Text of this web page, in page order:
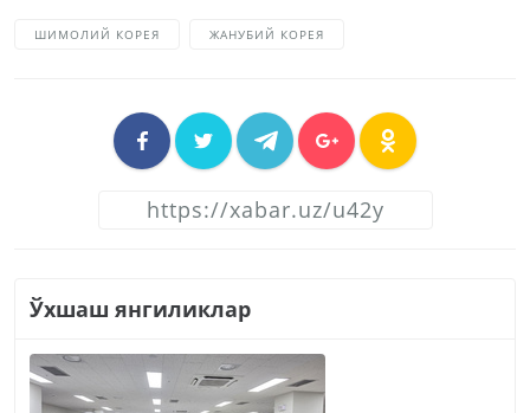
ШИМОЛИЙ КОРЕЯ ЖАНУБИЙ КОРЕЯ
Ўхшаш янгиликлар